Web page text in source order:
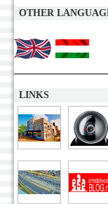
OTHER
LINKS